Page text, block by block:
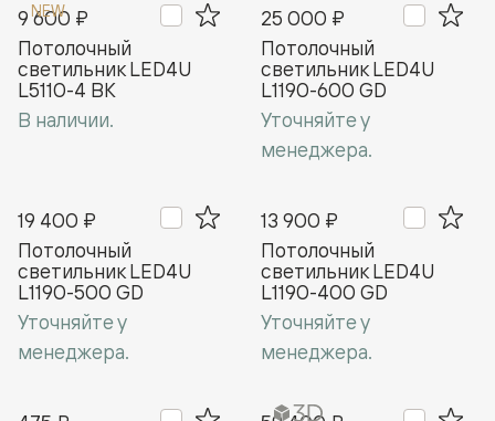
NEW
9 600 ₽
Потолочный
светильник LED4U
L5110-4 BK
В наличии.
25 000 ₽
Потолочный
cветильник LED4U
L1190-600 GD
Уточняйте у
менеджера.
19 400 ₽
Потолочный
cветильник LED4U
L1190-500 GD
Уточняйте у
менеджера.
13 900 ₽
Потолочный
cветильник LED4U
L1190-400 GD
Уточняйте у
менеджера.